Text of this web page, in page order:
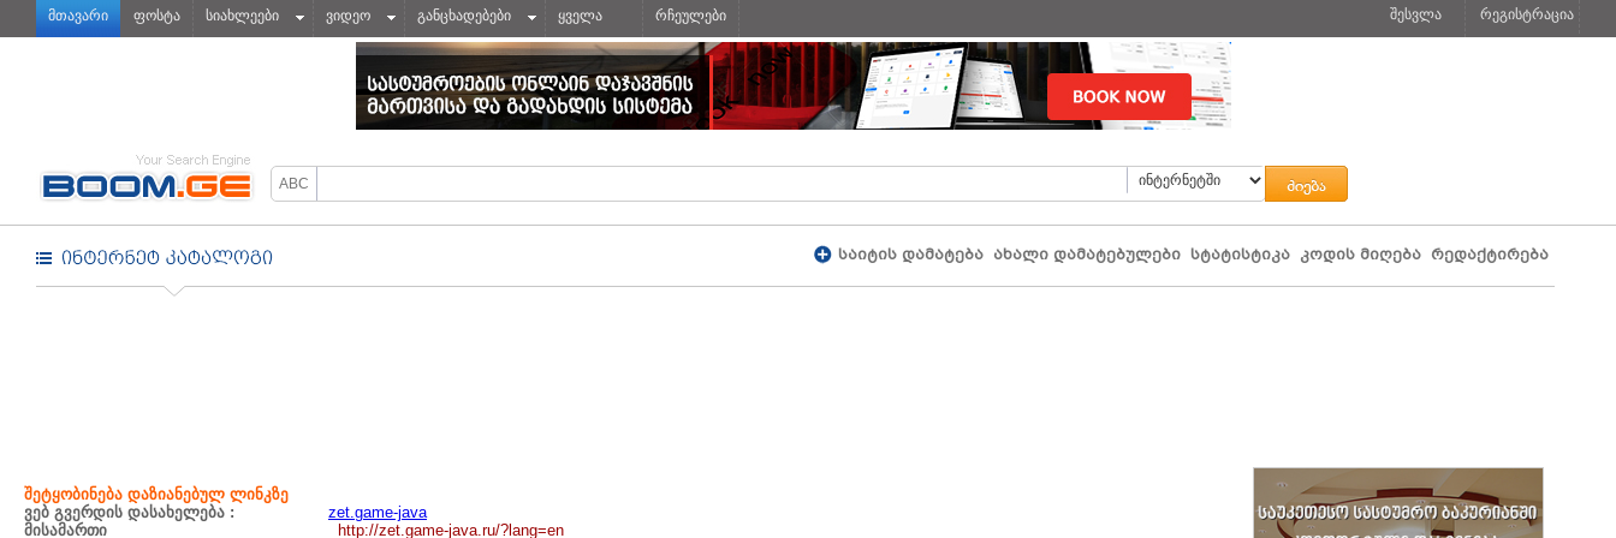
მთავარი ფოსტა სიახლეები ვიდეო განცხადებები ყველა რჩეულები შესვლა რეგისტრაცია
საიტის დამატება ახალი დამატებულები სტატისტიკა კოდის მიღება რედაქტირება
შეტყობინება დაზიანებულ ლინკზე
ვებ გვერდის დასახელება :
zet.game-java
მისამართი
http://zet.game-java.ru/?lang=en